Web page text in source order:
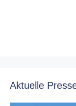
Aktuelle